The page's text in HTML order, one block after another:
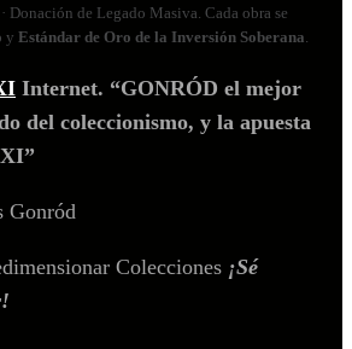
Donación de Legado Masiva. Cada obra se
y Estándar de Oro de la Inversión Soberana.
Internet. “GONRÓD el mejor
del coleccionismo, y la apuesta
Gonród
Colecciones ¡Sé